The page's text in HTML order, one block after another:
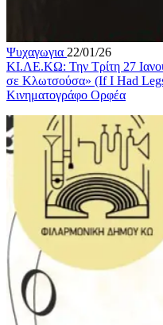
Ψυχαγωγια 22/01/26
ΚΙ.ΛΕ.ΚΩ: Την Τρίτη 27
σε Κλωτσούσα» (If I Had
Κινηματογράφο Ορφέα